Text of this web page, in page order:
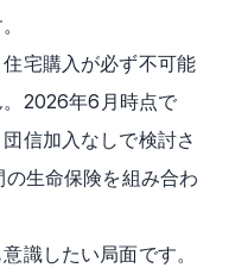
宅購入が必ず不可能
2026年6月時点で
信加入なしで検討さ
生命保険を組み合わ
識したい局面です。